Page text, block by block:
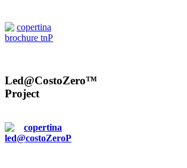
Led@CostoZero™
Project